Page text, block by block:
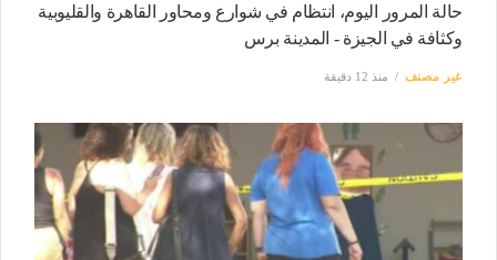
حالة المرور اليوم، انتظام في شوارع ومحاور القاهرة والقليوبية
وكثافة في الجيزة - المدينة برس
غير مصنف منذ 12 دقيقة